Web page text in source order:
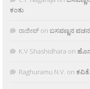
ಕಂತು
ರಾಜೀವ್ on ಬಸವಣ್ಣನ
K.V Shashidhara on
Raghuramu N.V. on